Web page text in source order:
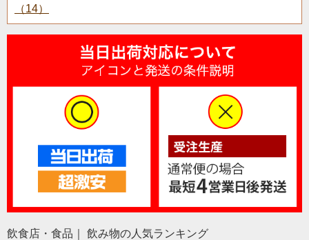
（14）
飲食店・食品｜ 飲み物の人気ランキング